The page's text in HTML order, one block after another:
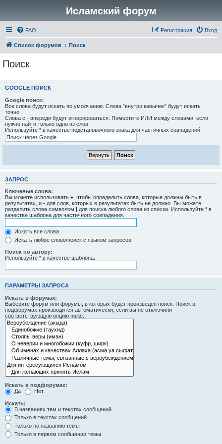
Исламский форум
FAQ Вход
Регистрация
Список форумов Поиск
Поиск
GOOGLE ПОИСК
Google поиск:
Все слова будут искать по умолчанию. Слова ”внутри кавычек” будут искать
точно.
Слова с - впереди будут игнорироваться. Поместите ИЛИ между словами, если
нужно найти только одно из слов.
Используйте * в качестве подстановочного знака для частичных совпадений.
ЗАПРОС
Ключевые слова:
Вы можете использовать + , чтобы определить слова, которые должны быть в
результатах, и - для слов, которых в результатах быть не должно. Вы можете
разделить слова символом | для поиска любого слова из списка. Используйте * в
качестве шаблона для частичного совпадения.
Искать все слова
Искать любое слово/поиск с языком запросов
Поиск по автору:
Используйте * в качестве шаблона.
ПАРАМЕТРЫ ЗАПРОСА
Искать в форумах:
Выберите форум или форумы, в которых будет произведён поиск. Поиск в
подфорумах производится автоматически, если вы не отключили
соответствующую опцию ниже.
Искать в подфорумах:
Да
Нет
Искать:
В названиях тем и текстах сообщений
Только в текстах сообщений
Только по названию темы
Только в первом сообщении темы